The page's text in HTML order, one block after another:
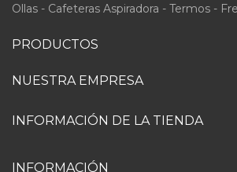
Ollas - Cafeteras Aspiradora - Termos -
PRODUCTOS
NUESTRA EMPRESA
INFORMACIÓN DE LA TIENDA
INFORMACIÓN